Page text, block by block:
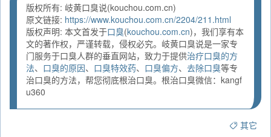
版权所有: 岐黄口臭说(kouchou.com.cn)
原文链接: https://www.kouchou.com.cn/2204/211.html
版权声明: 本文首发于口臭(kouchou.com.cn)，我们享有本
文的著作权，严谨转载，侵权必究。岐黄口臭说是一家专
门服务于口臭人群的垂直网站，致力于提供治疗口臭的方
法、 口臭的原因、 口臭特效药、 口臭偏方、 去除口臭等专
治口臭的方法，帮您彻底根治口臭。根治口臭微信：kangf
u360
其它